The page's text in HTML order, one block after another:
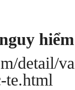
detail/
te.html